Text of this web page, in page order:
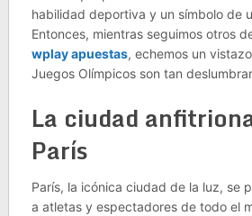
habilidad deportiva y un símbolo de
Entonces, mientras seguimos otros
wplay apuestas, echemos un
Juegos Olímpicos son tan
La ciudad
París
París, la icónica ciudad de la luz, se
a atletas y espectadores de todo el